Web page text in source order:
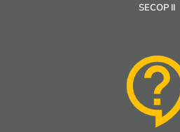
SECOP II